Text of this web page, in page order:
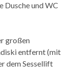
Dusche und WC
großen
entfernt (mit
dem Sessellift